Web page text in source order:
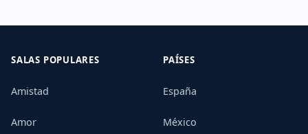
SALAS POPULARES
Amistad
Amor
PAÍSES
España
México